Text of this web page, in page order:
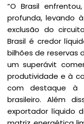
“O Brasil
profunda, levando
exclusão do
Brasil é credor
bilhões de reservas
um superávit
produtividade e à
com destaque à
brasileiro. Além
exportador líquido